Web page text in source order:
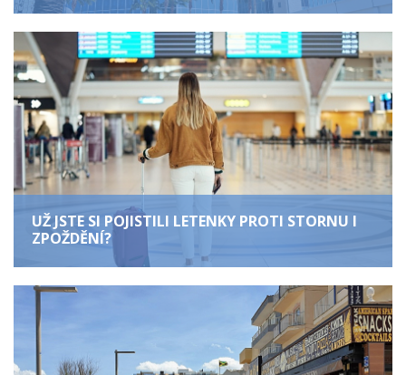
UŽ JSTE SI POJISTILI LETENKY PROTI STORNU I
ZPOŽDĚNÍ?